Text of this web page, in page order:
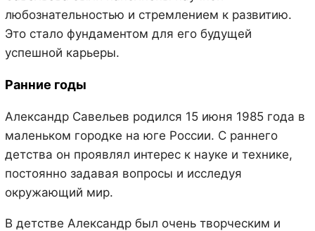
любознательностью и стремлением к развитию.
Это стало фундаментом для его будущей
успешной карьеры.
Ранние годы
Александр Савельев родился 15 июня 1985 года в
маленьком городке на юге России. С раннего
детства он проявлял интерес к науке и технике,
постоянно задавая вопросы и исследуя
окружающий мир.
В детстве Александр был очень творческим и